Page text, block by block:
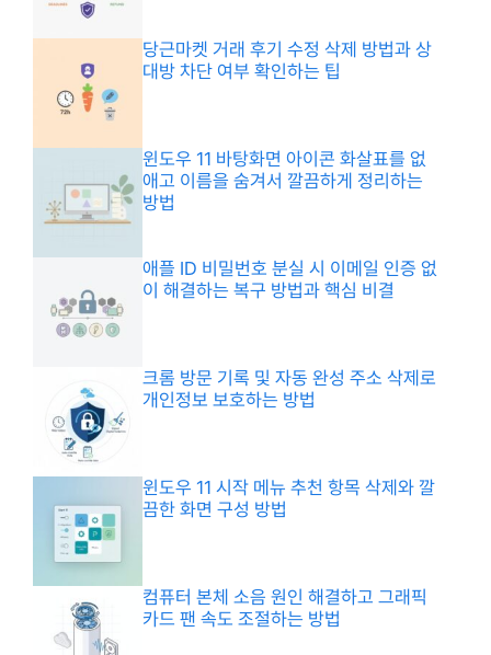
당근마켓 거래 후기 수정 삭제 방법과 상
대방 차단 여부 확인하는 팁
윈도우 11 바탕화면 아이콘 화살표를 없
애고 이름을 숨겨서 깔끔하게 정리하는
방법
애플 ID 비밀번호 분실 시 이메일 인증 없
이 해결하는 복구 방법과 핵심 비결
크롬 방문 기록 및 자동 완성 주소 삭제로
개인정보 보호하는 방법
윈도우 11 시작 메뉴 추천 항목 삭제와 깔
끔한 화면 구성 방법
컴퓨터 본체 소음 원인 해결하고 그래픽
카드 팬 속도 조절하는 방법